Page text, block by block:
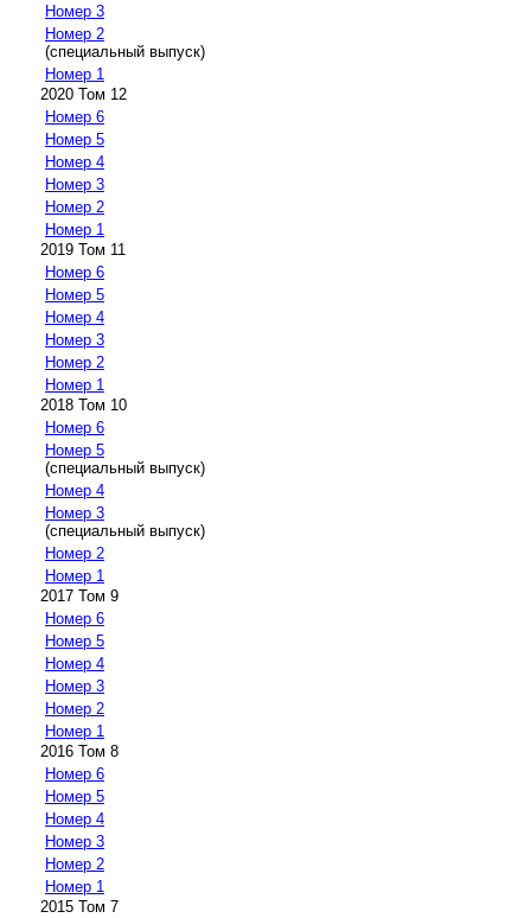
Номер 3
Номер 2
(специальный выпуск)
Номер 1
2020 Том 12
Номер 6
Номер 5
Номер 4
Номер 3
Номер 2
Номер 1
2019 Том 11
Номер 6
Номер 5
Номер 4
Номер 3
Номер 2
Номер 1
2018 Том 10
Номер 6
Номер 5
(специальный выпуск)
Номер 4
Номер 3
(специальный выпуск)
Номер 2
Номер 1
2017 Том 9
Номер 6
Номер 5
Номер 4
Номер 3
Номер 2
Номер 1
2016 Том 8
Номер 6
Номер 5
Номер 4
Номер 3
Номер 2
Номер 1
2015 Том 7